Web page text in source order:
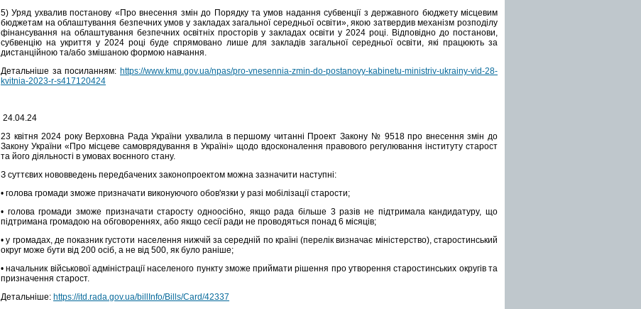
5) Уряд ухвалив постанову «Про внесення змін до Порядку та умов надання субвенції з державного бюджету місцевим
бюджетам на облаштування безпечних умов у закладах загальної середньої освіти», якою затвердив механізм розподілу
фінансування на облаштування безпечних освітніх просторів у закладах освіти у 2024 році. Відповідно до постанови,
субвенцію на укриття у 2024 році буде спрямовано лише для закладів загальної середньої освіти, які працюють за
дистанційною та/або змішаною формою навчання.
Детальніше за посиланням: https://www.kmu.gov.ua/npas/pro-vnesennia-zmin-do-postanovy-kabinetu-ministriv-ukrainy-vid-28-
kvitnia-2023-r-s417120424
24.04.24
23 квітня 2024 року Верховна Рада України ухвалила в першому читанні Проект Закону № 9518 про внесення змін до
Закону України «Про місцеве самоврядування в Україні» щодо вдосконалення правового регулювання інституту старост
та його діяльності в умовах воєнного стану.
З суттєвих нововведень передбачених законопроектом можна зазначити наступні:
• голова громади зможе призначати виконуючого обов'язки у разі мобілізації старости;
• голова громади зможе призначати старосту одноосібно, якщо рада більше 3 разів не підтримала кандидатуру, що
підтримана громадою на обговореннях, або якщо сесії ради не проводяться понад 6 місяців;
• у громадах, де показник густоти населення нижчій за середній по країні (перелік визначає міністерство), старостинський
округ може бути від 200 осіб, а не від 500, як було раніше;
• начальник військової адміністрації населеного пункту зможе приймати рішення про утворення старостинських округів та
призначення старост.
Детальніше: https://itd.rada.gov.ua/billInfo/Bills/Card/42337